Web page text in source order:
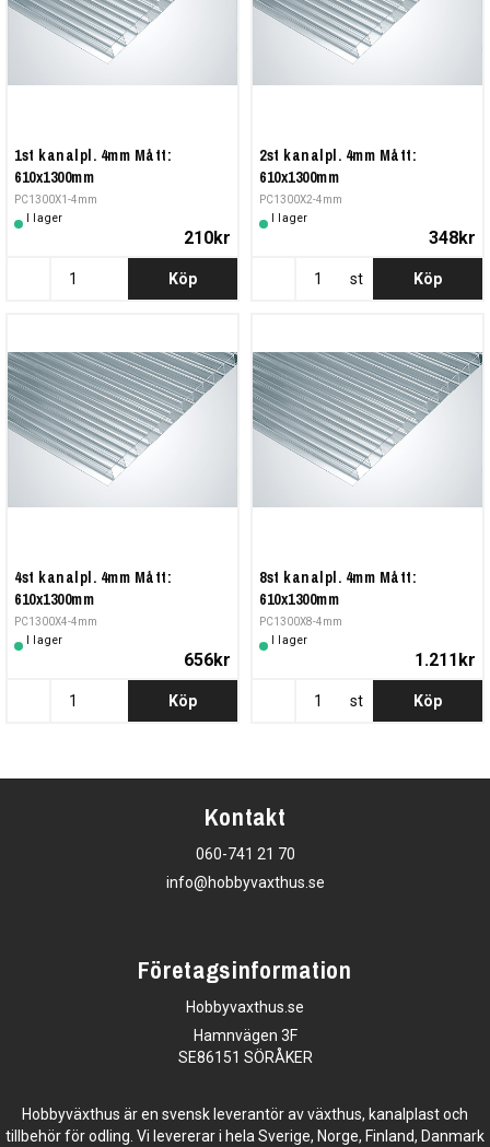
1st kanalpl. 4mm Mått:
610x1300mm
PC1300X1-4mm
I lager
210kr
Köp
2st kanalpl. 4mm Mått:
610x1300mm
PC1300X2-4mm
I lager
348kr
st Köp
4st kanalpl. 4mm Mått:
610x1300mm
PC1300X4-4mm
I lager
656kr
Köp
8st kanalpl. 4mm Mått:
610x1300mm
PC1300X8-4mm
I lager
1.211kr
st Köp
Kontakt
060-741 21 70
info@hobbyvaxthus.se
Företagsinformation
Hobbyvaxthus.se
Hamnvägen 3F
SE86151 SÖRÅKER
Hobbyväxthus är en svensk leverantör av växthus, kanalplast och
tillbehör för odling. Vi levererar i hela Sverige, Norge, Finland, Danmark